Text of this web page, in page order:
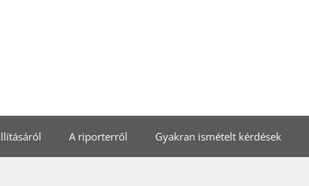
A riporterről Gyakran ismételt kérdések